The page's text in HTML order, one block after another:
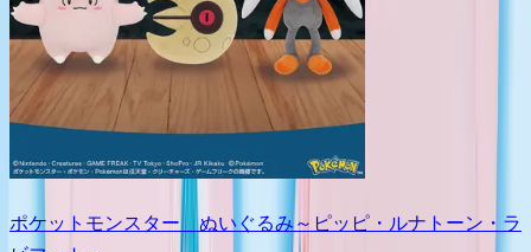
ポケットモンスター ぬいぐるみ～ピッピ・ルナトーン・ラ